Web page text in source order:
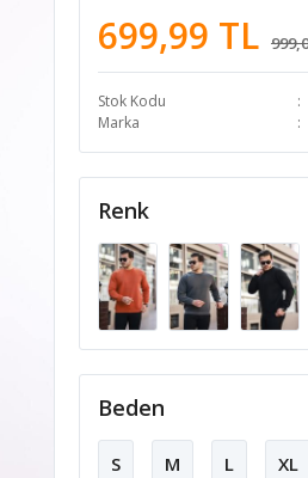
699,99 TL
Stok Kodu
Marka
Renk
Beden
S M L XL